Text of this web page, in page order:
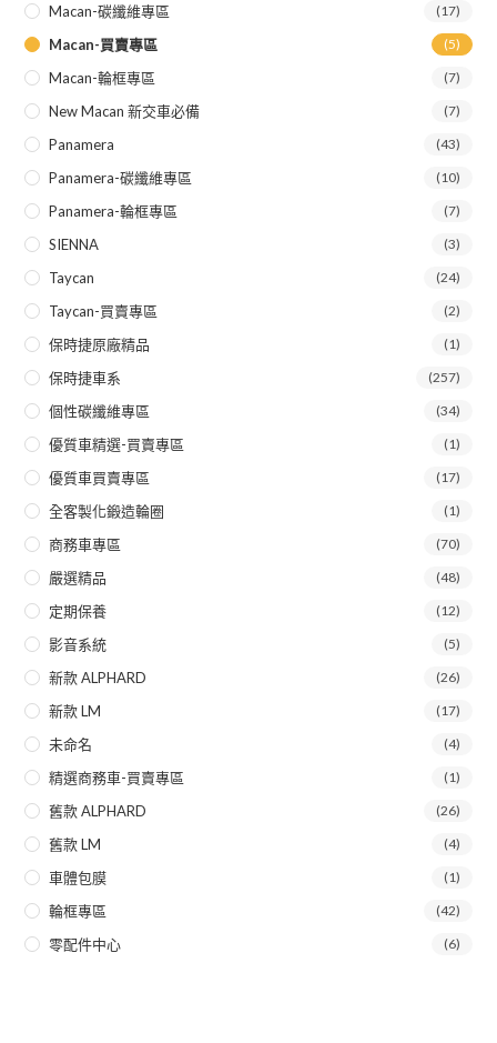
Macan-碳纖維專區 (17)
Macan-買賣專區 (5)
Macan-輪框專區 (7)
New Macan 新交車必備 (7)
Panamera (43)
Panamera-碳纖維專區 (10)
Panamera-輪框專區 (7)
SIENNA (3)
Taycan (24)
Taycan-買賣專區 (2)
保時捷原廠精品 (1)
保時捷車系 (257)
個性碳纖維專區 (34)
優質車精選-買賣專區 (1)
優質車買賣專區 (17)
全客製化鍛造輪圈 (1)
商務車專區 (70)
嚴選精品 (48)
定期保養 (12)
影音系統 (5)
新款 ALPHARD (26)
新款 LM (17)
未命名 (4)
精選商務車-買賣專區 (1)
舊款 ALPHARD (26)
舊款 LM (4)
車體包膜 (1)
輪框專區 (42)
零配件中心 (6)